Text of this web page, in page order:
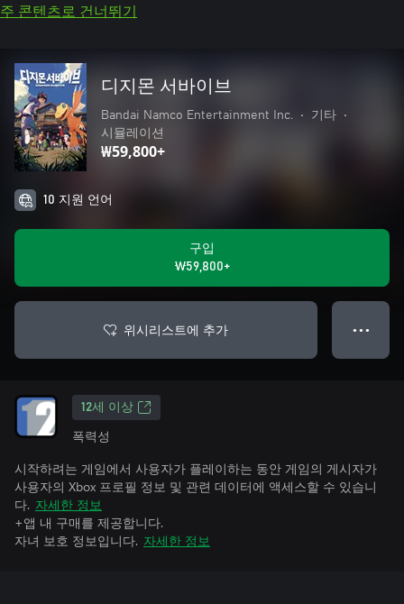
주 콘텐츠로 건너뛰기
디지몬 서바이브
Bandai Namco Entertainment Inc. • 기타
•
시뮬레이션
₩59,800+
10 지원 언어
구입
₩59,800+
위시리스트에 추가 ● ● ●
12세 이상
폭력성
시작하려는 게임에서 사용자가 플레이하는 동안 게임의 게시자가
사용자의 Xbox 프로필 정보 및 관련 데이터에 액세스할 수 있습니
다. 자세한 정보
+앱 내 구매를 제공합니다.
자녀 보호 정보입니다. 자세한 정보